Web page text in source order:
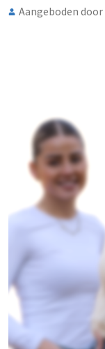
Aangeboden door